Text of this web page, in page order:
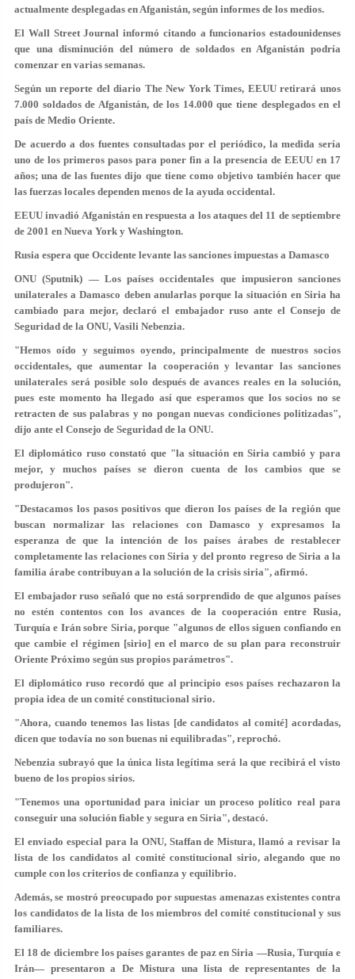
actualmente desplegadas en Afganistán, según informes de los medios.
El Wall Street Journal informó citando a funcionarios estadounidenses
que una disminución del número de soldados en Afganistán podría
comenzar en varias semanas.
Según un reporte del diario The New York Times, EEUU retirará unos
7.000 soldados de Afganistán, de los 14.000 que tiene desplegados en el
país de Medio Oriente.
De acuerdo a dos fuentes consultadas por el periódico, la medida sería
uno de los primeros pasos para poner fin a la presencia de EEUU en 17
años; una de las fuentes dijo que tiene como objetivo también hacer que
las fuerzas locales dependen menos de la ayuda occidental.
EEUU invadió Afganistán en respuesta a los ataques del 11 de septiembre
de 2001 en Nueva York y Washington.
Rusia espera que Occidente levante las sanciones impuestas a Damasco
ONU (Sputnik) — Los países occidentales que impusieron sanciones
unilaterales a Damasco deben anularlas porque la situación en Siria ha
cambiado para mejor, declaró el embajador ruso ante el Consejo de
Seguridad de la ONU, Vasili Nebenzia.
"Hemos oído y seguimos oyendo, principalmente de nuestros socios
occidentales, que aumentar la cooperación y levantar las sanciones
unilaterales será posible solo después de avances reales en la solución,
pues este momento ha llegado así que esperamos que los socios no se
retracten de sus palabras y no pongan nuevas condiciones politizadas",
dijo ante el Consejo de Seguridad de la ONU.
El diplomático ruso constató que "la situación en Siria cambió y para
mejor, y muchos países se dieron cuenta de los cambios que se
produjeron".
"Destacamos los pasos positivos que dieron los países de la región que
buscan normalizar las relaciones con Damasco y expresamos la
esperanza de que la intención de los países árabes de restablecer
completamente las relaciones con Siria y del pronto regreso de Siria a la
familia árabe contribuyan a la solución de la crisis siria", afirmó.
El embajador ruso señaló que no está sorprendido de que algunos países
no estén contentos con los avances de la cooperación entre Rusia,
Turquía e Irán sobre Siria, porque "algunos de ellos siguen confiando en
que cambie el régimen [sirio] en el marco de su plan para reconstruir
Oriente Próximo según sus propios parámetros".
El diplomático ruso recordó que al principio esos países rechazaron la
propia idea de un comité constitucional sirio.
"Ahora, cuando tenemos las listas [de candidatos al comité] acordadas,
dicen que todavía no son buenas ni equilibradas", reprochó.
Nebenzia subrayó que la única lista legítima será la que recibirá el visto
bueno de los propios sirios.
"Tenemos una oportunidad para iniciar un proceso político real para
conseguir una solución fiable y segura en Siria", destacó.
El enviado especial para la ONU, Staffan de Mistura, llamó a revisar la
lista de los candidatos al comité constitucional sirio, alegando que no
cumple con los criterios de confianza y equilibrio.
Además, se mostró preocupado por supuestas amenazas existentes contra
los candidatos de la lista de los miembros del comité constitucional y sus
familiares.
El 18 de diciembre los países garantes de paz en Siria —Rusia, Turquía e
Irán— presentaron a De Mistura una lista de representantes de la